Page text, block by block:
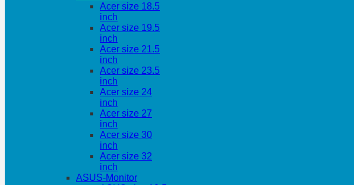
Acer size 18.5
inch
Acer size 19.5
inch
Acer size 21.5
inch
Acer size 23.5
inch
Acer size 24
inch
Acer size 27
inch
Acer size 30
inch
Acer size 32
inch
ASUS-Monitor